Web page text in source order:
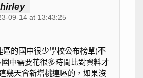
09-14 at 13:43:25
區的國中很少學校公布榜單(不
中需要花很多時間比對資料才
幾天會新增桃連區的，如果沒